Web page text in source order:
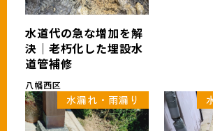
水道代の急な増加を解
決｜老朽化した埋設水
道管補修
八幡西区
水漏れ・雨漏り